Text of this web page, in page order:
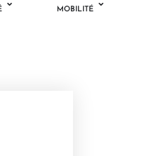
MOBILITÉ